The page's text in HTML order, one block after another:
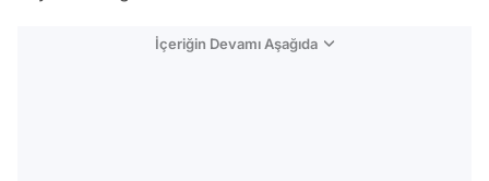
İçeriğin Devamı Aşağıda